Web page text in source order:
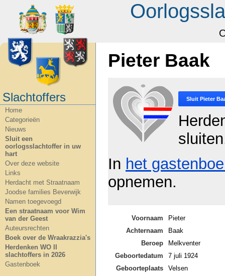
Slachtoffers
Home
Categorieën
Nieuws
Sluit een
oorlogsslachtoffer in uw
hart
Over deze website
Links
Herdacht met Straatnaam
Joodse families Beverwijk
Namen toegevoegd
Een straatnaam voor Wim
van der Geest
Auteursrechten
Boek over de Wraakrazzia's
Herdenken WO II
slachtoffers in 2026
Gastenboek
Pieter Baak
Sluit Pieter
In het
opnemen.
Voornaam
Pieter
Achternaam
Baak
Beroep
Melkventer
Geboortedatum
7 juli 1924
Geboorteplaats
Velsen